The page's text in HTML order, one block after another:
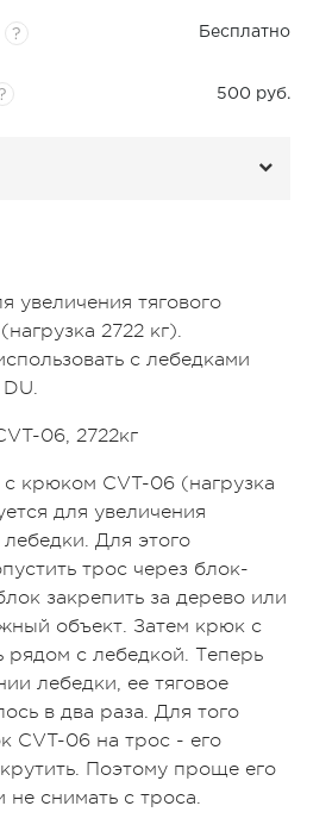
? Бесплатно
? 500 руб.
увеличения тягового
2722 кг).
с лебедками
06, 2722кг
крюком CVT-06 (нагрузка
для увеличения
лебедки. Для этого
трос через блок-
закрепить за дерево или
объект. Затем крюк с
рядом с лебедкой. Теперь
лебедки, ее тяговое
в два раза. Для того
CVT-06 на трос - его
Поэтому проще его
не снимать с троса.